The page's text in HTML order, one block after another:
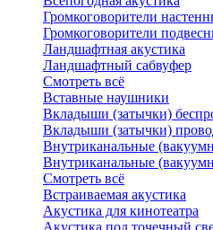
Громкоговорители
Громкоговорители
Ландшафтная акустика
Ландшафтный сабвуфер
Смотреть всё
Вставные наушники
Вкладыши (затычки)
Вкладыши (затычки)
Внутриканальные
Внутриканальные
Смотреть всё
Встраиваемая акустика
Акустика для кинотеатра
Акустика под точечный